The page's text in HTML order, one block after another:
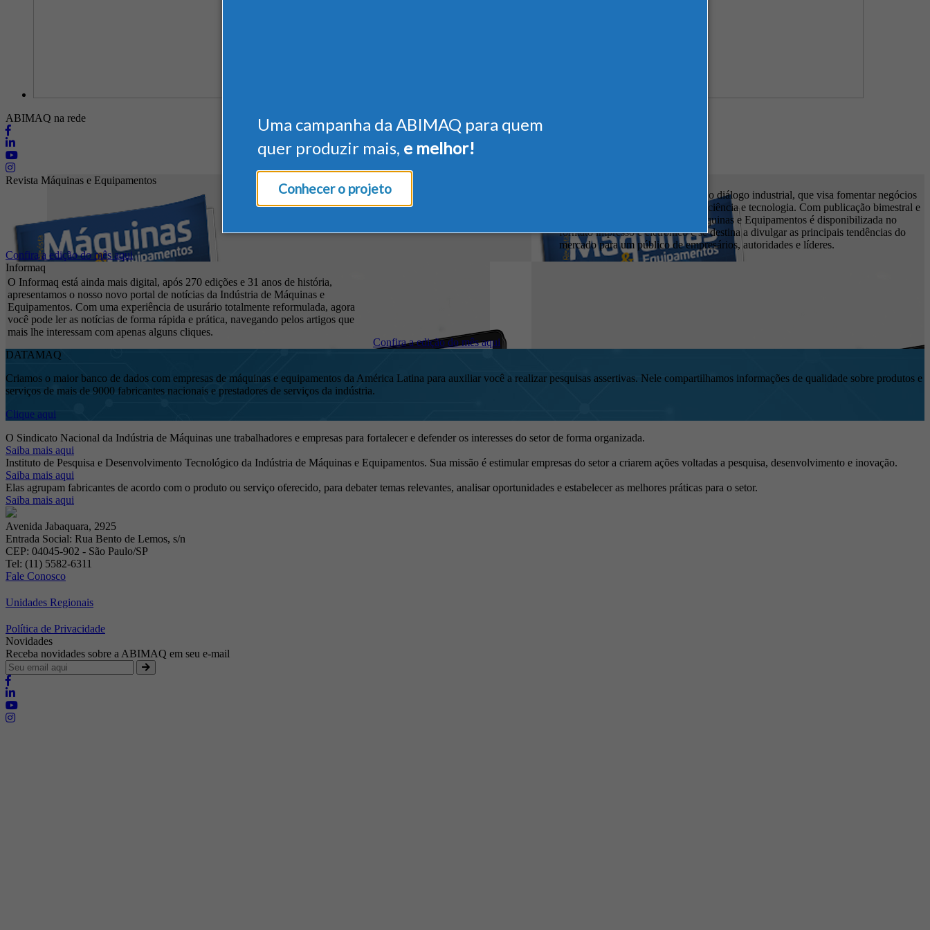
Uma campanha da ABIMAQ para quem
quer produzir mais, e melhor!
Conhecer o projeto
ABIMAQ na rede
Revista Máquinas e Equipamentos
A revista é um espaço criado para o diálogo industrial, que visa fomentar negócios
com informações sobre inovação, ciência e tecnologia. Com publicação bimestral e
circulação nacional, a Revista Máquinas e Equipamentos é disponibilizada no
formato impresso e eletrônico e se destina a divulgar as principais tendências do
mercado para um público de empresários, autoridades e líderes.
Confira a edição do mês aqui
Informaq
O Informaq está ainda mais digital, após 270 edições e 31 anos de história,
apresentamos o nosso novo portal de notícias da Indústria de Máquinas e
Equipamentos. Com uma experiência de usurário totalmente reformulada, agora
você pode ler as notícias de forma rápida e prática, navegando pelos artigos que
mais lhe interessam com apenas alguns cliques.
Confira a edição do mês aqui
DATAMAQ
Criamos o maior banco de dados com empresas de máquinas e equipamentos da América Latina para auxiliar você a realizar pesquisas assertivas. Nele compartilhamos informações de qualidade sobre produtos e
serviços de mais de 9000 fabricantes nacionais e prestadores de serviços da indústria.
Clique aqui
O Sindicato Nacional da Indústria de Máquinas une trabalhadores e empresas para fortalecer e defender os interesses do setor de forma organizada.
Saiba mais aqui
Instituto de Pesquisa e Desenvolvimento Tecnológico da Indústria de Máquinas e Equipamentos. Sua missão é estimular empresas do setor a criarem ações voltadas a pesquisa, desenvolvimento e inovação.
Saiba mais aqui
Elas agrupam fabricantes de acordo com o produto ou serviço oferecido, para debater temas relevantes, analisar oportunidades e estabelecer as melhores práticas para o setor.
Saiba mais aqui
Avenida Jabaquara, 2925
Entrada Social: Rua Bento de Lemos, s/n
CEP: 04045-902 - São Paulo/SP
Tel: (11) 5582-6311
Fale Conosco
Unidades Regionais
Política de Privacidade
Novidades
Receba novidades sobre a ABIMAQ em seu e-mail